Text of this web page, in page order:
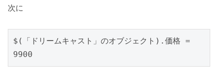
次に
$(「ドリームキャスト」のオブジェクト).価格 =
9900